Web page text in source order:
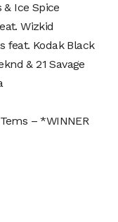
& Ice Spice
Wizkid
feat. Kodak Black
& 21 Savage
– *WINNER